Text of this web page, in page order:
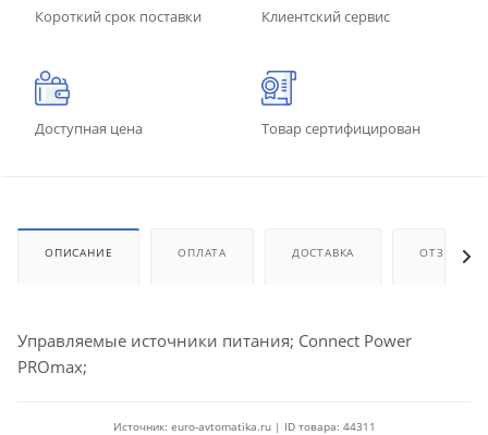
Короткий срок поставки Клиентский сервис
Доступная цена Товар сертифицирован
ОПИСАНИЕ ОПЛАТА ДОСТАВКА ОТЗЫВЫ
Управляемые источники питания; Connect Power
PROmax;
Источник: euro-avtomatika.ru | ID товара: 44311